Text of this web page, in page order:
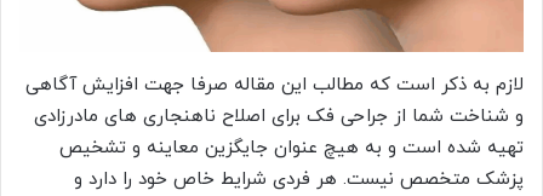
لازم به ذکر است که مطالب این مقاله صرفا جهت افزایش آگاهی
و شناخت شما از جراحی فک برای اصلاح ناهنجاری های مادرزادی
تهیه شده است و به هیچ عنوان جایگزین معاینه و تشخیص
پزشک متخصص نیست. هر فردی شرایط خاص خود را دارد و